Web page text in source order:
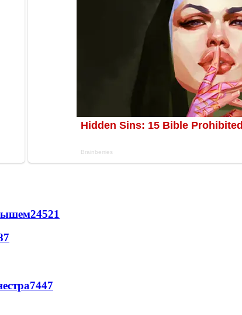
24521
7447